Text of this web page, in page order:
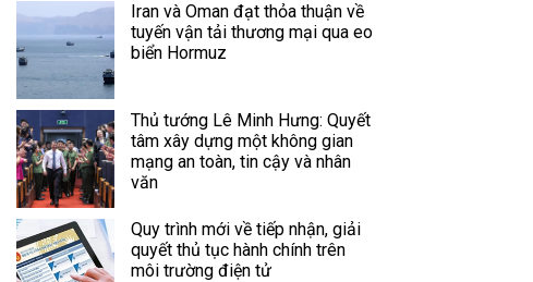
Iran và Oman đạt thỏa thuận về
tuyến vận tải thương mại qua eo
biển Hormuz
Thủ tướng Lê Minh Hưng: Quyết
tâm xây dựng một không gian
mạng an toàn, tin cậy và nhân
văn
Quy trình mới về tiếp nhận, giải
quyết thủ tục hành chính trên
môi trường điện tử